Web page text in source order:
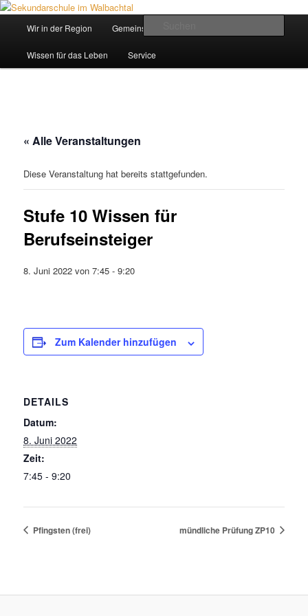
Zum
wechseln
Sekundarschule im Walbachtal
Wir in der Region Gemeinsam ein Weg
Wissen für das Leben Service
« Alle Veranstaltungen
Diese Veranstaltung hat bereits stattgefunden.
Stufe 10 Wissen für
Berufseinsteiger
8. Juni 2022 von 7:45 -9:20
Zum Kalender hinzufügen
DETAILS
Datum:
8. Juni 2022
Zeit:
7:45 - 9:20
Pfingsten (frei) mündliche Prüfung ZP10